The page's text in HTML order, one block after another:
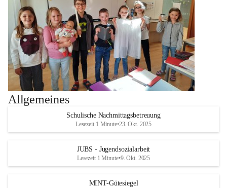
Allgemeines
Schulische Nachmittagsbetreuung
Lesezeit 1 Minute•23. Okt. 2025
JUBS - Jugendsozialarbeit
Lesezeit 1 Minute•9. Okt. 2025
MINT-Gütesiegel